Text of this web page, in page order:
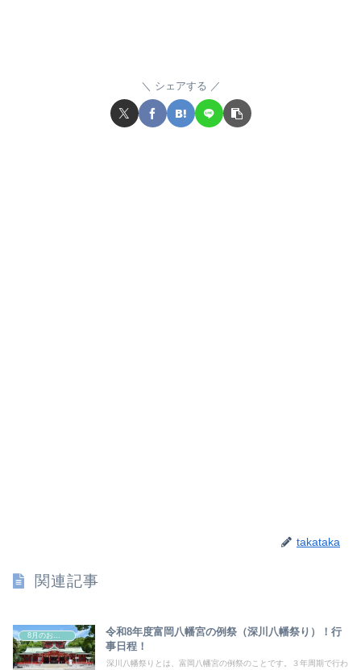
シェアする
takataka
関連記事
8月のお祭り
令和8年度富岡八幡宮の例祭（深川八幡祭り）！行
事日程！
深川八幡祭りとは、富岡八幡宮の例祭のことです。３年周期で行わ